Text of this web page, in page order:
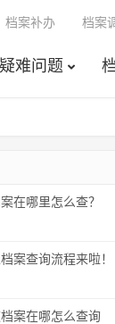
难问题
档案补办 档案
在哪里怎么查？
案查询流程来啦！
案在哪怎么查询